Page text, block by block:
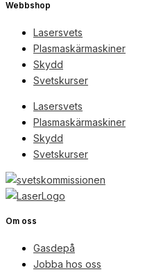
Webbshop
Lasersvets
Plasmaskärmaskiner
Skydd
Svetskurser
Lasersvets
Plasmaskärmaskiner
Skydd
Svetskurser
Om oss
Gasdepå
Jobba hos oss